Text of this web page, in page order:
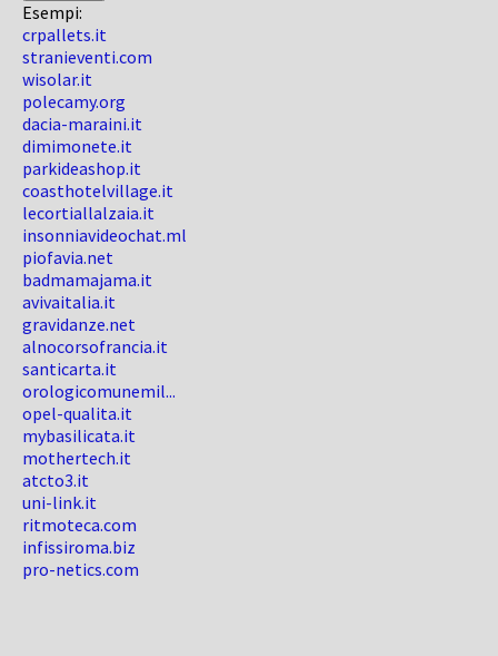
Esempi:
crpallets.it
stranieventi.com
wisolar.it
polecamy.org
dacia-maraini.it
dimimonete.it
parkideashop.it
coasthotelvillage.it
lecortiallalzaia.it
insonniavideochat.ml
piofavia.net
badmamajama.it
avivaitalia.it
gravidanze.net
alnocorsofrancia.it
santicarta.it
orologicomunemil...
opel-qualita.it
mybasilicata.it
mothertech.it
atcto3.it
uni-link.it
ritmoteca.com
infissiroma.biz
pro-netics.com